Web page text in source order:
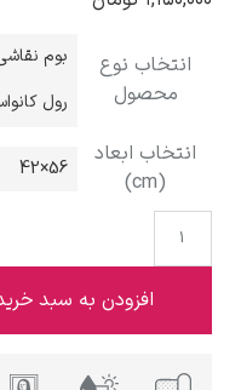
ادوارد هاپر
بوم نقاشی
بوم با قاب
رول کانواس (⚠️ فقط چاپ)
100×75
به سبد خرید